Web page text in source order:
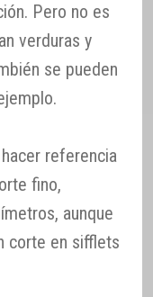
Pero no es
verduras y
se pueden
referencia
fino,
aunque
corte en sifflets